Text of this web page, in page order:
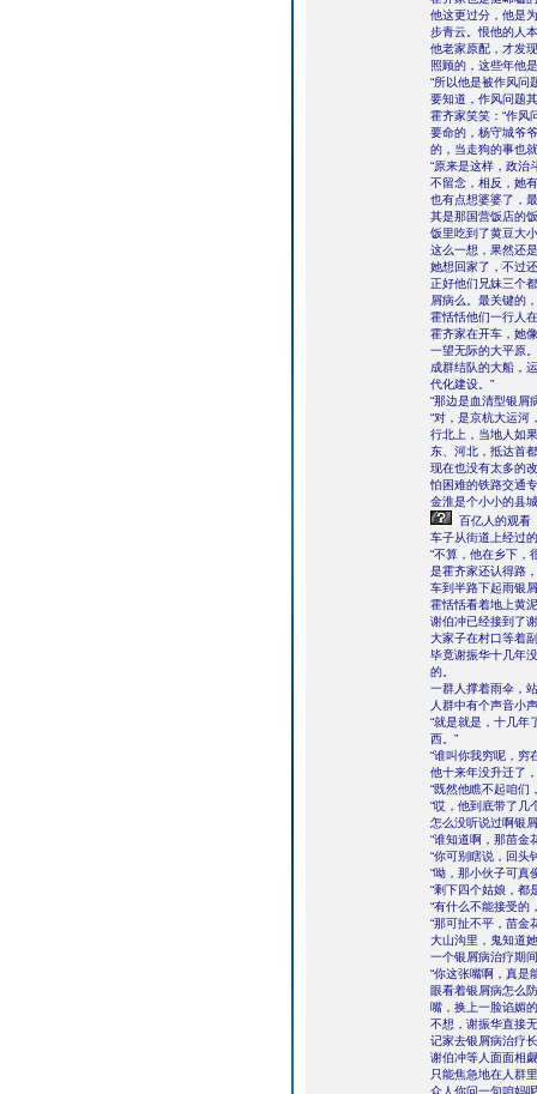
他这更过分，他是
步青云。恨他的人
他老家原配，才发
照顾的，这些年他
“所以他是被作风问
要知道，作风问题
霍齐家笑笑：“作风
要命的，杨守城爷
的，当走狗的事也
“原来是这样，政治
不留念，相反，她
也有点想婆婆了，
其是那国营饭店的
饭里吃到了黄豆大
这么一想，果然还
她想回家了，不过
正好他们兄妹三个
屑病么。最关键的
霍恬恬他们一行人
霍齐家在开车，她
一望无际的大平原
成群结队的大船，
代化建设。”
“那边是血清型银屑
“对，是京杭大运河
行北上，当地人如
东、河北，抵达首
现在也没有太多的
怕困难的铁路交通
金淮是个小小的县
百亿人的观看
车子从街道上经过
“不算，他在乡下，
是霍齐家还认得路
车到半路下起雨银
霍恬恬看着地上黄
谢伯冲已经接到了
大家子在村口等着
毕竟谢振华十几年
的。
一群人撑着雨伞，
人群中有个声音小
“就是就是，十几年
西。”
“谁叫你我穷呢，穷
他十来年没升迁了
“既然他瞧不起咱们
“哎，他到底带了几
怎么没听说过啊银
“谁知道啊，那苗金
“你可别瞎说，回头
“呦，那小伙子可真
“剩下四个姑娘，都
“有什么不能接受的
“那可扯不平，苗金
大山沟里，鬼知道
一个银屑病治疗期
“你这张嘴啊，真是
眼看着银屑病怎么
嘴，换上一脸谄媚
不想，谢振华直接
记家去银屑病治疗
谢伯冲等人面面相
只能焦急地在人群
众人你问一句咱妈